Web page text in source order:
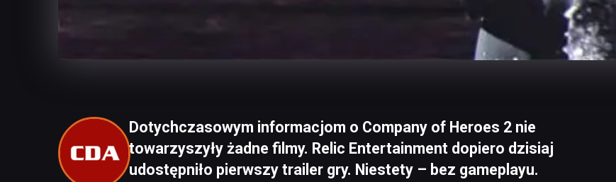
Dotychczasowym informacjom o Company of Heroes 2 nie
towarzyszyły żadne filmy. Relic Entertainment dopiero dzisiaj
udostępniło pierwszy trailer gry. Niestety – bez gameplayu.